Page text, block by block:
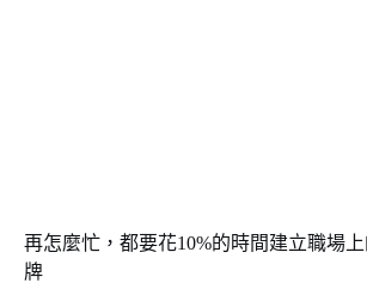
再怎麼忙，都要花10%的時間建立職場
牌